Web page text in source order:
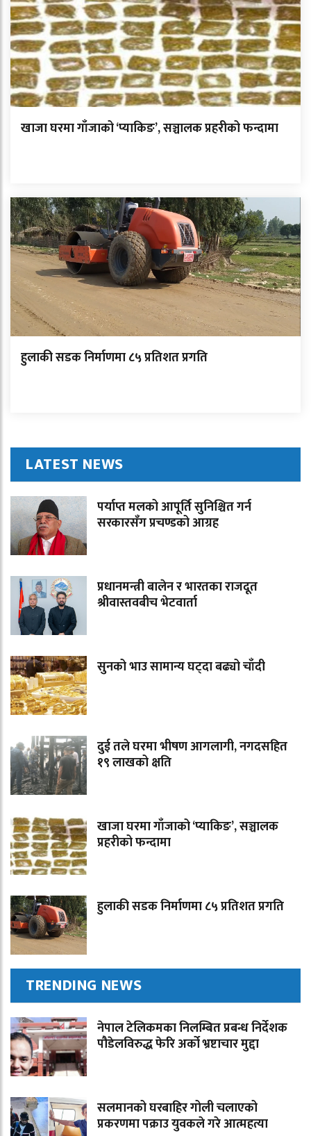
खाजा घरमा गाँजाको ‘प्याकिङ’, सञ्चालक प्रहरीको फन्दामा
हुलाकी सडक निर्माणमा ८५ प्रतिशत प्रगति
LATEST NEWS
पर्याप्त मलको आपूर्ति सुनिश्चित गर्न
सरकारसँग प्रचण्डको आग्रह
प्रधानमन्त्री बालेन र भारतका राजदूत
श्रीवास्तवबीच भेटवार्ता
सुनको भाउ सामान्य घट्दा बढ्यो चाँदी
दुई तले घरमा भीषण आगलागी, नगदसहित
१९ लाखको क्षति
खाजा घरमा गाँजाको ‘प्याकिङ’, सञ्चालक
प्रहरीको फन्दामा
हुलाकी सडक निर्माणमा ८५ प्रतिशत प्रगति
TRENDING NEWS
नेपाल टेलिकमका निलम्बित प्रबन्ध निर्देशक
पौडेलविरुद्ध फेरि अर्को भ्रष्टाचार मुद्दा
सलमानको घरबाहिर गोली चलाएको
प्रकरणमा पक्राउ युवकले गरे आत्महत्या